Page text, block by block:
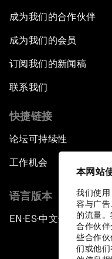
本网站
我们使
容与广
的流量
合作伙
些合作
们或他
成为我们的合作伙伴
成为我们的会员
订阅我们的新闻稿
联系我们
快捷链接
论坛可持续性
工作机会
语言版本
EN ▪ ES▪中文▪ 日本語